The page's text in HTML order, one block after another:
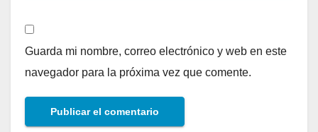
Guarda mi nombre, correo electrónico y web en este
navegador para la próxima vez que comente.